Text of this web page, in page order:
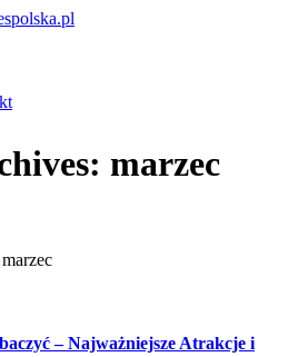
marzec
marzec
– Najważniejsze Atrakcje i